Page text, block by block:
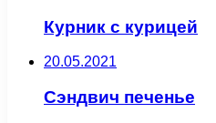
Курник с курицей
20.05.2021
Сэндвич печенье